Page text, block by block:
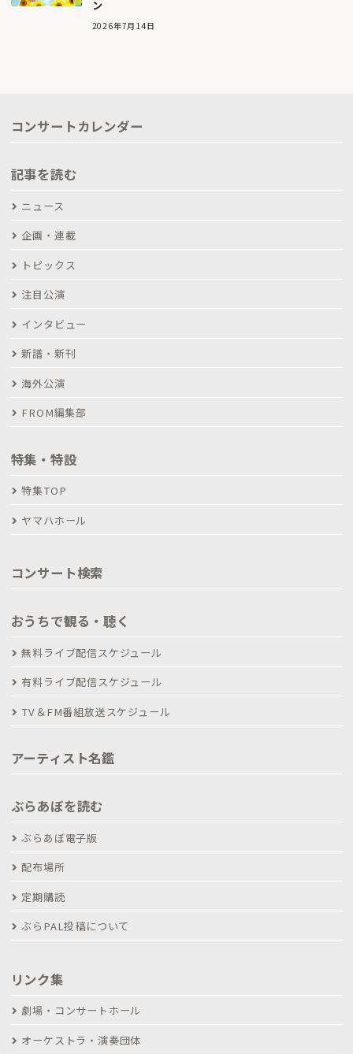
ン
2026年7月14日
コンサートカレンダー
記事を読む
ニュース
企画・連載
トピックス
注目公演
インタビュー
新譜・新刊
海外公演
FROM編集部
特集・特設
特集TOP
ヤマハホール
コンサート検索
おうちで観る・聴く
無料ライブ配信スケジュール
有料ライブ配信スケジュール
TV＆FM番組放送スケジュール
アーティスト名鑑
ぶらあぼを読む
ぶらあぼ電子版
配布場所
定期購読
ぶらPAL投稿について
リンク集
劇場・コンサートホール
オーケストラ・演奏団体